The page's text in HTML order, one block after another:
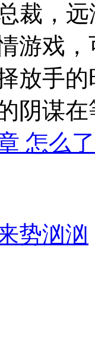
裁，远
戏，
手的
阴谋
怎么了
势汹汹